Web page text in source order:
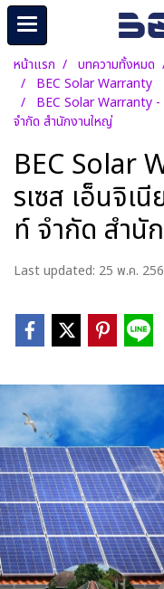
หน้าแรก บทความทั้งหมด
BEC Solar Warranty
BEC Solar Warranty -
จำกัด สำนักงานใหญ่
BEC Solar
รเซส เอ็นจิเ
ท์ จำกัด สำนั
Last updated: 25 พ.ค.